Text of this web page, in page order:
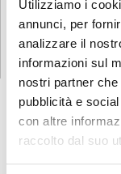
Utilizziamo i
annunci, per
analizzare il
informazioni sul
nostri partner
pubblicità e
con altre
raccolto dal suo